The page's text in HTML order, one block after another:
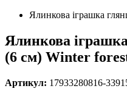
Ялинкова іграшка
Ялинкова
(6 см) Winter
Артикул: 17933280816-